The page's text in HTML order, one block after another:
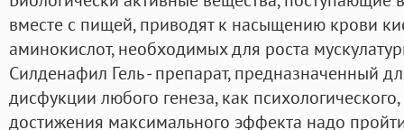
вместе с пищей, приводят к насыщению крови
аминокислот, необходимых для роста
Силденафил Гель - препарат, предназначенный
дисфукции любого генеза, как
достижения максимального эффекта надо